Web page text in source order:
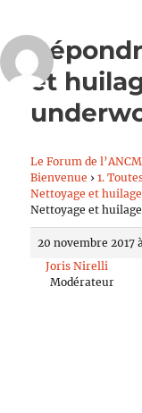
et
Le Forum de
Bienvenue › 1.
Nettoyage et
Nettoyage et
20 novembre 2017
Joris Nirelli
Modérateur